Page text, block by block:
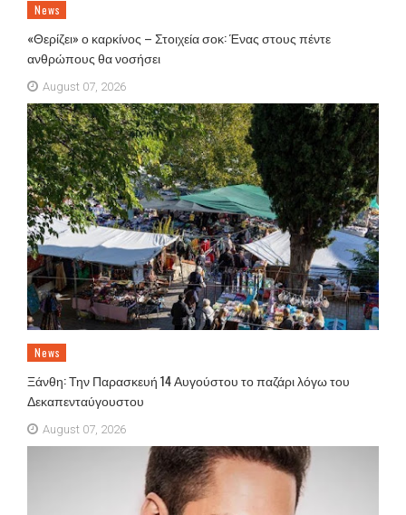
News
«Θερίζει» ο καρκίνος – Στοιχεία σοκ: Ένας στους πέντε
ανθρώπους θα νοσήσει
August 07, 2026
News
Ξάνθη: Την Παρασκευή 14 Αυγούστου το παζάρι λόγω του
Δεκαπενταύγουστου
August 07, 2026